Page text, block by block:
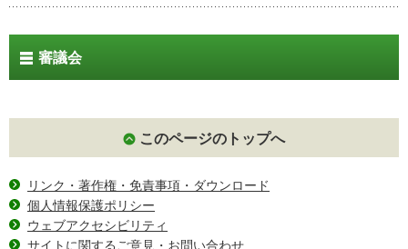
審議会
このページのトップへ
リンク・著作権・免責事項・ダウンロード
個人情報保護ポリシー
ウェブアクセシビリティ
サイトに関するご意見・お問い合わせ